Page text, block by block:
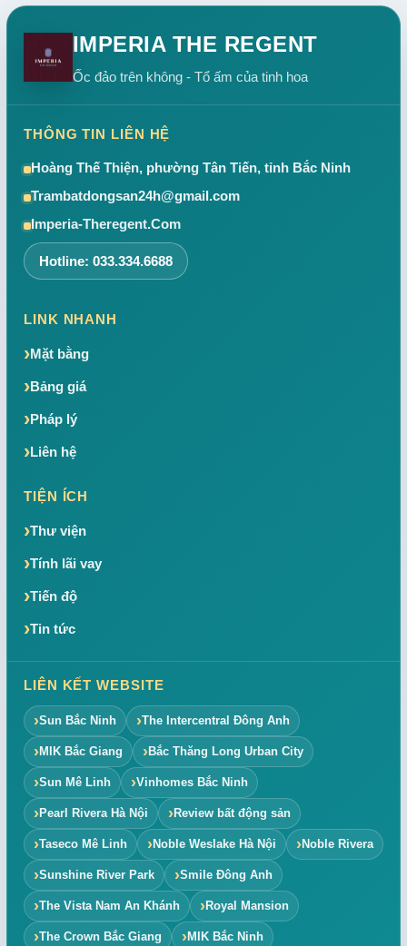
IMPERIA THE REGENT
Ốc đảo trên không - Tổ ấm của tinh hoa
THÔNG TIN LIÊN HỆ
Hoàng Thế Thiện, phường Tân Tiến, tỉnh Bắc Ninh
Trambatdongsan24h@gmail.com
Imperia-Theregent.Com
Hotline: 033.334.6688
LINK NHANH
Mặt bằng
Bảng giá
Pháp lý
Liên hệ
TIỆN ÍCH
Thư viện
Tính lãi vay
Tiến độ
Tin tức
LIÊN KẾT WEBSITE
Sun Bắc Ninh The Intercentral Đông Anh
MIK Bắc Giang Bắc Thăng Long Urban City
Sun Mê Linh Vinhomes Bắc Ninh
Pearl Rivera Hà Nội Review bất động sản
Taseco Mê Linh Noble Weslake Hà Nội Noble Rivera
Sunshine River Park Smile Đông Anh
The Vista Nam An Khánh Royal Mansion
The Crown Bắc Giang MIK Bắc Ninh